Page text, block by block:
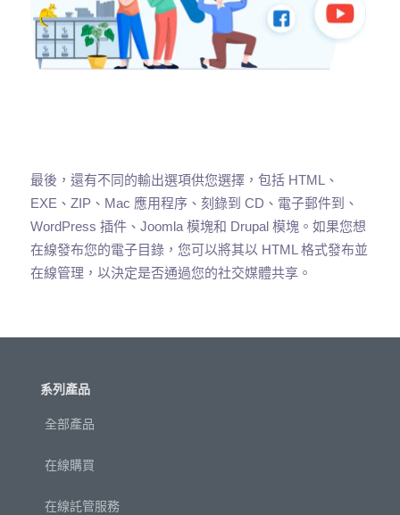
最後，還有不同的輸出選項供您選擇，包括 HTML、
EXE、ZIP、Mac 應用程序、刻錄到 CD、電子郵件到、
WordPress 插件、Joomla 模塊和 Drupal 模塊。如果您想
在線發布您的電子目錄，您可以將其以 HTML 格式發布並
在線管理，以決定是否通過您的社交媒體共享。
系列產品
全部產品
在線購買
在線託管服務